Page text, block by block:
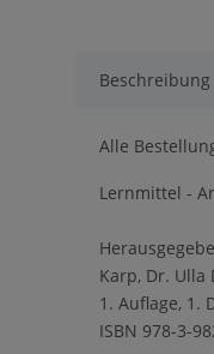
Beschreibung
Alle
Lernmittel -
Karp, Dr.
1. Auflage, 1.
ISBN 978-3-